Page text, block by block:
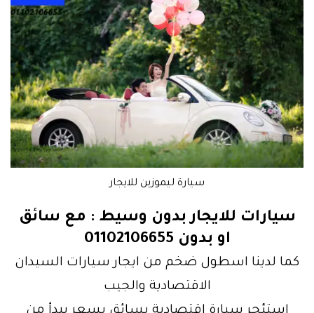
سيارة ليموزين للايجار
سيارات للايجار بدون وسيط : مع سائق
او بدون 01102106655
كما لدينا اسطول ضخم من ايجار سيارات السيدان
الاقتصادية والجيب